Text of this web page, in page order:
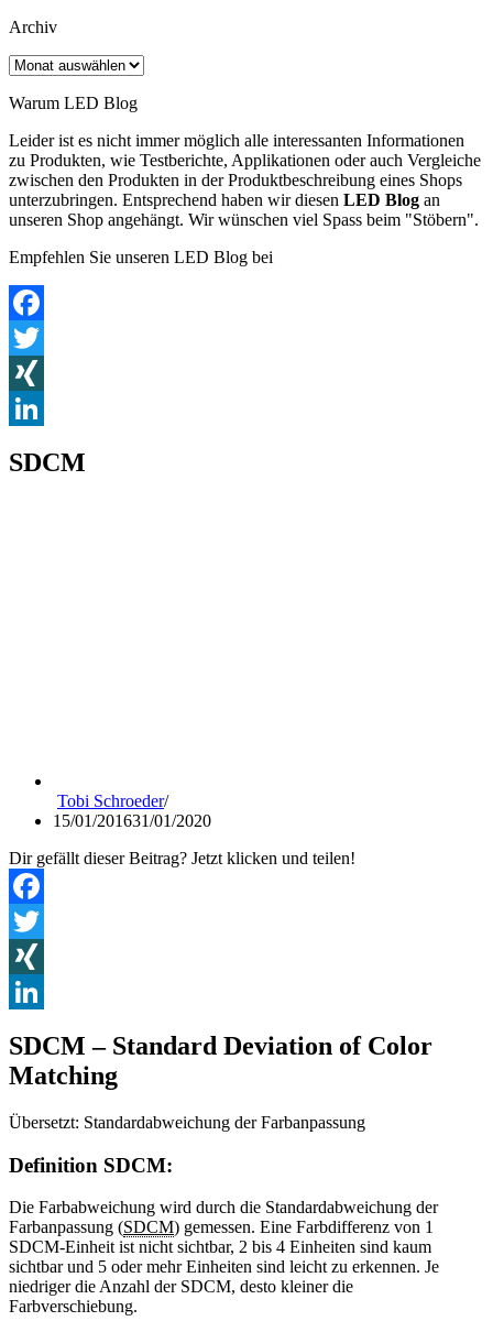
Archiv
Archiv
Warum LED Blog
Leider ist es nicht immer möglich alle interessanten Informationen
zu Produkten, wie Testberichte, Applikationen oder auch Vergleiche
zwischen den Produkten in der Produktbeschreibung eines Shops
unterzubringen. Entsprechend haben wir diesen LED Blog an
unseren Shop angehängt. Wir wünschen viel Spass beim "Stöbern".
Empfehlen Sie unseren LED Blog bei
Facebook
Twitter
XING
SDCM
Tobi Schroeder
15/01/201631/01/2020
Dir gefällt dieser Beitrag? Jetzt klicken und teilen!
Facebook
Twitter
XING
SDCM – Standard Deviation of Color
Matching
Übersetzt: Standardabweichung der Farbanpassung
Definition SDCM:
Die Farbabweichung wird durch die Standardabweichung der
Farbanpassung (SDCM) gemessen. Eine Farbdifferenz von 1
SDCM-Einheit ist nicht sichtbar, 2 bis 4 Einheiten sind kaum
sichtbar und 5 oder mehr Einheiten sind leicht zu erkennen. Je
niedriger die Anzahl der SDCM, desto kleiner die
Farbverschiebung.